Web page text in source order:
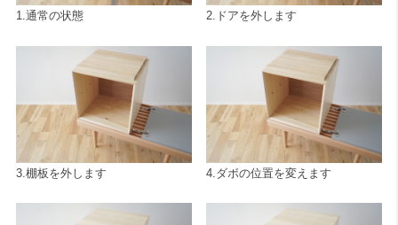
1.通常の状態 2.ドアを外します
3.棚板を外します 4.ダボの位置を変えます